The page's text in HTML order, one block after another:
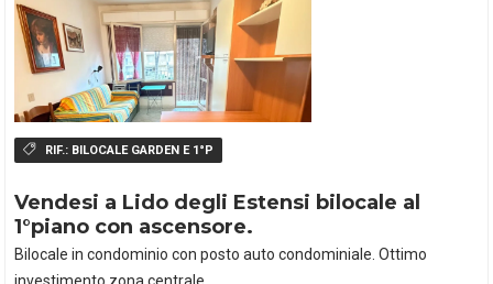
RIF.: BILOCALE GARDEN E 1°P
Vendesi a Lido degli Estensi bilocale al
1°piano con ascensore.
Bilocale in condominio con posto auto condominiale. Ottimo